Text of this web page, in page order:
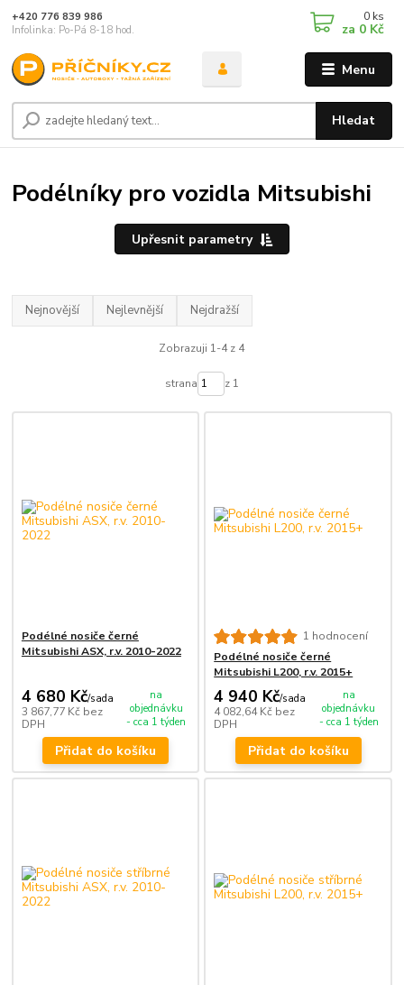
Menu
Hledat
+420 776 839 986
Infolinka: Po-Pá 8-18 hod.
0 ks
za 0 Kč
Podélníky pro vozidla Mitsubishi
Upřesnit parametry
Nejnovější Nejlevnější Nejdražší
Zobrazuji 1-4 z 4
strana z 1
Podélné nosiče černé
Mitsubishi ASX, r.v. 2010-2022
4 680 Kč/sada
3 867,77 Kč bez
DPH
na
objednávku
- cca 1 týden
Přidat do košíku
1 hodnocení
Podélné nosiče černé
Mitsubishi L200, r.v. 2015+
4 940 Kč/sada
4 082,64 Kč bez
DPH
na
objednávku
- cca 1 týden
Přidat do košíku